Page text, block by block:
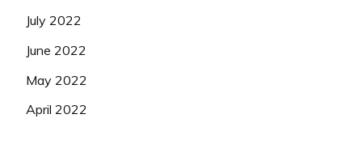
July 2022
June 2022
May 2022
April 2022